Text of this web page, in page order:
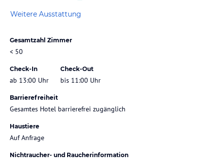
Weitere Ausstattung
Gesamtzahl Zimmer
< 50
Check-In
ab 13:00 Uhr
Check-Out
bis 11:00 Uhr
Barrierefreiheit
Gesamtes Hotel barrierefrei zugänglich
Haustiere
Auf Anfrage
Nichtraucher- und Raucherinformation